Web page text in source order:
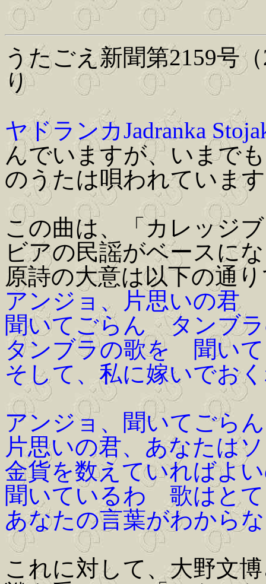
うたごえ新聞第2159号
り
ヤドランカJadranka
んでいますが、いまで
のうたは唄われていま
この曲は、「カレッジ
ビアの民謡がベースに
原詩の大意は以下の通
アンジョ、片思いの君
聞いてごらん タンブ
タンブラの歌を 聞い
そして、私に嫁いでお
アンジョ、聞いてごらん
片思いの君、あなたは
金貨を数えていればよ
聞いているわ 歌はと
あなたの言葉がわから
これに対して、大野文